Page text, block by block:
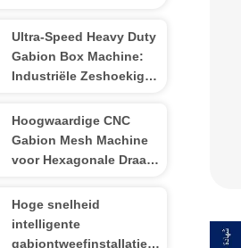
Vervaardigd in China
Ultra-Speed Heavy Duty
Gabion Box Machine:
Industriële Zeshoekige
voor Civiele Techniek
Hoogwaardige CNC
Gabion Mesh Machine
voor Hexagonale Draad
Hoge snelheid
intelligente
gabiontweefinstallatie: